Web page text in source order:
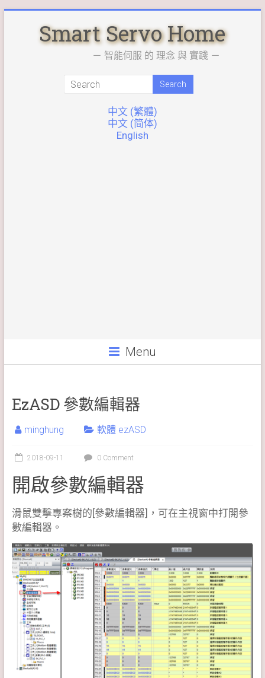
Smart Servo Home
－ 智能伺服 的 理念 與 實踐 －
中文 (繁體)
中文 (简体)
English
Menu
EzASD 參數編輯器
minghung 軟體 ezASD
2018-09-11 0 Comment
開啟參數編輯器
滑鼠雙擊專案樹的[參數編輯器]，可在主視窗中打開參
數編輯器。